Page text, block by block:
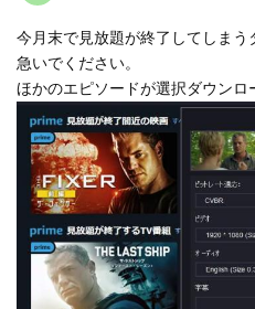
今月末で見放題が終了してしま
急いでください。
ほかのエピソードが選択ダウンロ